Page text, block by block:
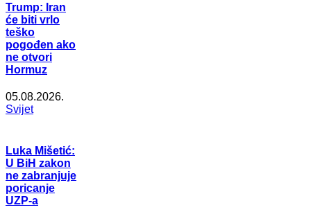
Trump: Iran
će biti vrlo
teško
pogođen ako
ne otvori
Hormuz
05.08.2026.
Svijet
Luka Mišetić:
U BiH zakon
ne zabranjuje
poricanje
UZP-a